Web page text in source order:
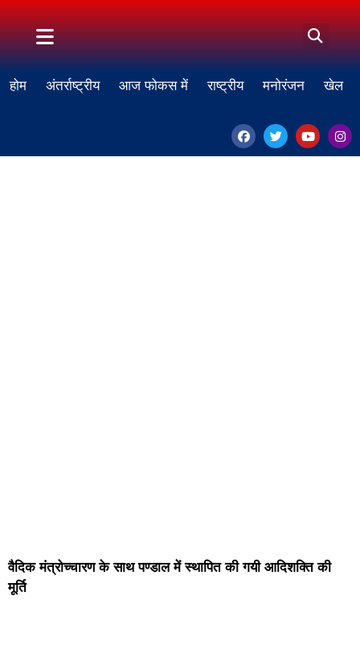
होम अंतर्राष्ट्रीय आज फोकस में राष्ट्रीय मनोरंजन खेल
वैदिक मंत्रोच्चारण के साथ पण्डाल में स्थापित की गयी आदिशक्ति की
मूर्ति